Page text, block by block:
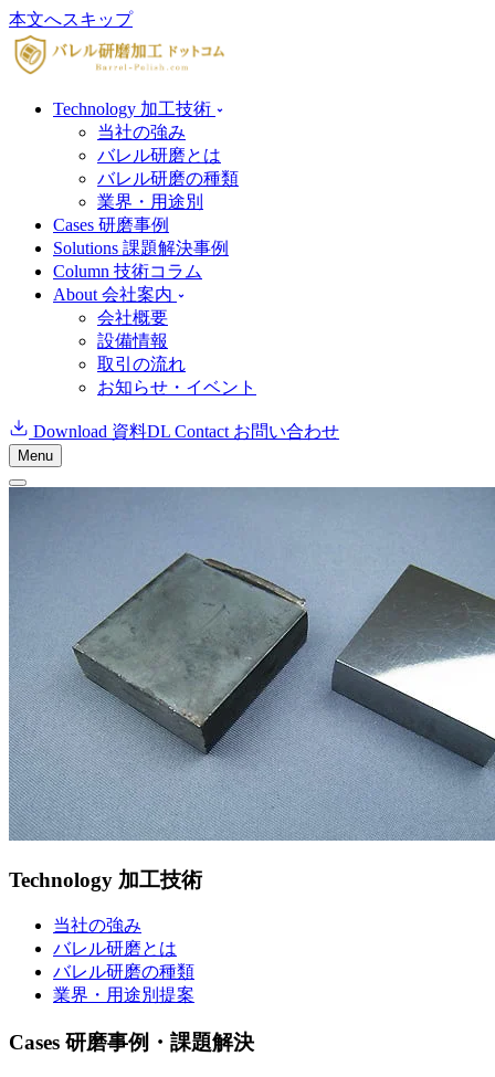
本文へスキップ
Technology 加工技術
当社の強み
バレル研磨とは
バレル研磨の種類
業界・用途別
Cases 研磨事例
Solutions 課題解決事例
Column 技術コラム
About 会社案内
会社概要
設備情報
取引の流れ
お知らせ・イベント
Download 資料DL Contact お問い合わせ
Menu
Technology 加工技術
当社の強み
バレル研磨とは
バレル研磨の種類
業界・用途別提案
Cases 研磨事例・課題解決